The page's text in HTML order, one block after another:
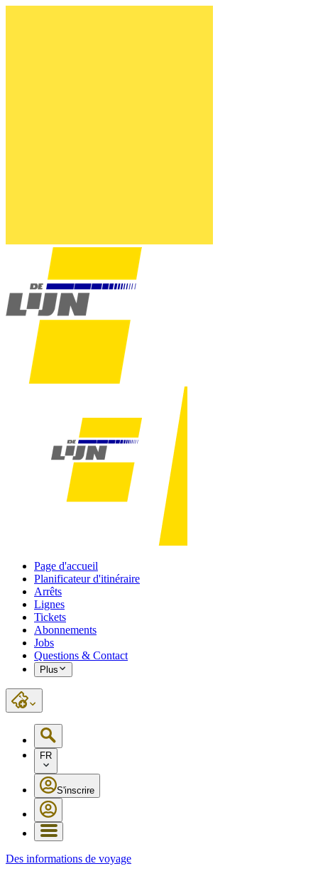
Page d'accueil
Planificateur d'itinéraire
Arrêts
Lignes
Tickets
Abonnements
Jobs
Questions & Contact
Plus
FR
S'inscrire
Des informations de voyage